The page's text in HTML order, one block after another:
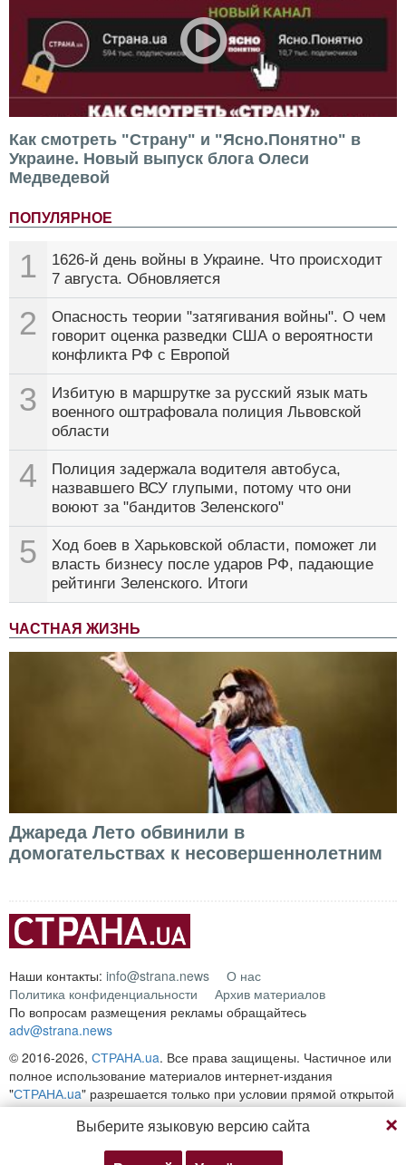
Как смотреть "Страну" и "Ясно.Понятно" в
Украине. Новый выпуск блога Олеси
Медведевой
ПОПУЛЯРНОЕ
1
1626-й день войны в Украине. Что происходит
7 августа. Обновляется
2
Опасность теории "затягивания войны". О чем
говорит оценка разведки США о вероятности
конфликта РФ с Европой
3
Избитую в маршрутке за русский язык мать
военного оштрафовала полиция Львовской
области
4
Полиция задержала водителя автобуса,
назвавшего ВСУ глупыми, потому что они
воюют за "бандитов Зеленского"
5
Ход боев в Харьковской области, поможет ли
власть бизнесу после ударов РФ, падающие
рейтинги Зеленского. Итоги
ЧАСТНАЯ ЖИЗНЬ
Джареда Лето обвинили в
домогательствах к несовершеннолетним
Наши контакты: info@strana.news
О нас
Политика конфиденциальности
Архив материалов
По вопросам размещения рекламы обращайтесь
adv@strana.news
© 2016-2026, СТРАНА.ua. Все права защищены. Частичное или
полное использование материалов интернет-издания
"СТРАНА.ua" разрешается только при условии прямой открытой
для поисковых систем гиперссылки на непосредственный адрес
материала на сайтеstrana.ua
Любое копирование, публикация, перепечатка или
Выберите языковую версию сайта